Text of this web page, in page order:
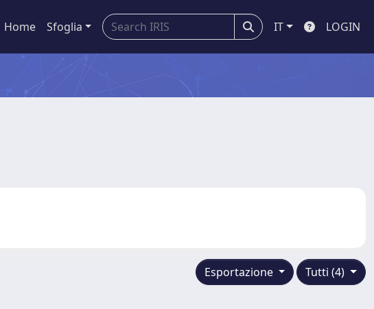
Home Sfoglia IT LOGIN
Tutti (4)
Esportazione